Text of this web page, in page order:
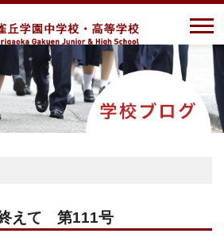
えて 第111号